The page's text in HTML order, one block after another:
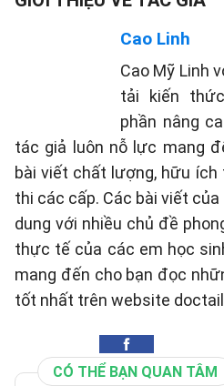
Cao Linh
Cao Mỹ Linh
tải kiến
phần nâng
tác giả luôn nỗ lực mang
bài viết chất lượng, hữu ích
thi các cấp. Các bài viết
dung với nhiều chủ đề
thực tế của các em học
mang đến cho bạn đọc
tốt nhất trên website
CÓ THỂ BẠN QUAN TÂM